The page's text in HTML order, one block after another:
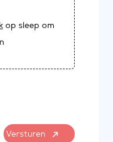
op sleep om
Versturen